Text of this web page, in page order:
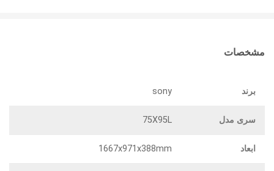
مشخصات
برند sony
سری مدل 75X95L
ابعاد 1667x971x388mm